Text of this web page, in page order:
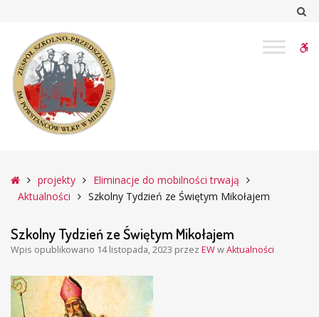
Tydzień
Świętym
Mikołajem
Głównaprojekty
Eliminacje do mobilności trwają
Aktualności
Szkolny Tydzień ze Świętym Mikołajem
Szkolny Tydzień ze Świętym Mikołajem
Wpis opublikowano 14 listopada, 2023 przez EWwAktualności